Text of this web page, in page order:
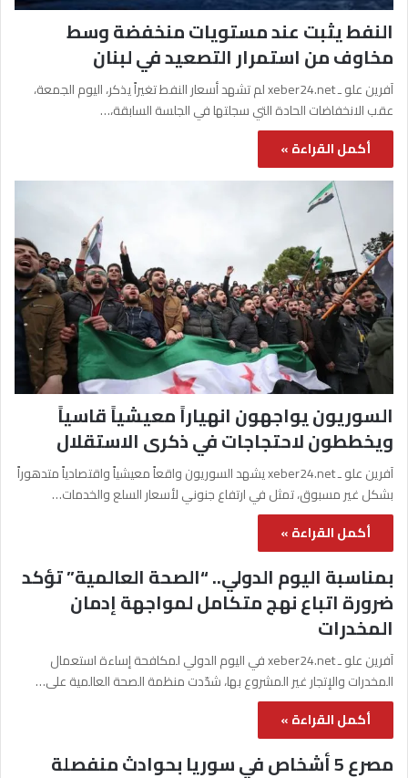
النفط يثبت عند مستويات منخفضة وسط
مخاوف من استمرار التصعيد في لبنان
آفرين علو ـ xeber24.net لم تشهد أسعار النفط تغيراً يذكر، اليوم الجمعة،
عقب الانخفاضات الحادة التي سجلتها في الجلسة السابقة،…
أكمل القراءة »
السوريون يواجهون انهياراً معيشياً قاسياً
ويخططون لاحتجاجات في ذكرى الاستقلال
آفرين علو ـ xeber24.net يشهد السوريون واقعاً معيشياً واقتصادياً متدهوراً
بشكل غير مسبوق، تمثل في ارتفاع جنوني لأسعار السلع والخدمات…
أكمل القراءة »
بمناسبة اليوم الدولي.. “الصحة العالمية” تؤكد
ضرورة اتباع نهج متكامل لمواجهة إدمان
المخدرات
آفرين علو ـ xeber24.net في اليوم الدولي لمكافحة إساءة استعمال
المخدرات والإتجار غير المشروع بها، شدّدت منظمة الصحة العالمية على…
أكمل القراءة »
مصرع 5 أشخاص في سوريا بحوادث منفصلة